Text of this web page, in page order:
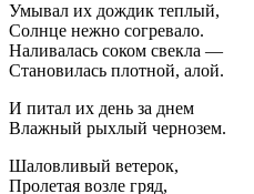
Умывал их дождик теплый,
Солнце нежно согревало.
Наливалась соком свекла —
Становилась плотной, алой.
И питал их день за днем
Влажный рыхлый чернозем.
Шаловливый ветерок,
Пролетая возле гряд,